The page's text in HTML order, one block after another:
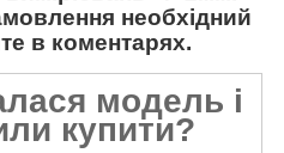
необхідний
в коментарях.
модель і
купити?